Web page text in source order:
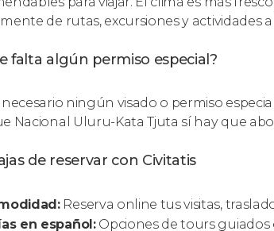
de rutas, excursiones y actividades
falta algún permiso especial?
necesario ningún visado o permiso
Nacional Uluru-Kata Tjuta sí hay que
de reservar con Civitatis
Reserva online tus visitas,
en español:Opciones de tours guiados